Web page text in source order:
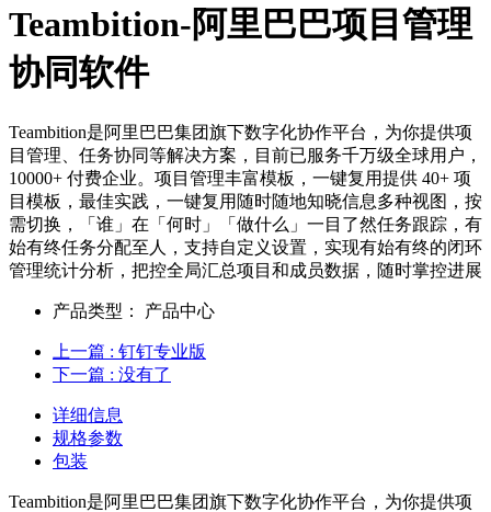
Teambition-阿里巴巴项目管理
协同软件
Teambition是阿里巴巴集团旗下数字化协作平台，为你提供项
目管理、任务协同等解决方案，目前已服务千万级全球用户，
10000+ 付费企业。项目管理丰富模板，一键复用提供 40+ 项
目模板，最佳实践，一键复用随时随地知晓信息多种视图，按
需切换，「谁」在「何时」「做什么」一目了然任务跟踪，有
始有终任务分配至人，支持自定义设置，实现有始有终的闭环
管理统计分析，把控全局汇总项目和成员数据，随时掌控进展
产品类型： 产品中心
上一篇 : 钉钉专业版
下一篇 : 没有了
详细信息
规格参数
包装
Teambition是阿里巴巴集团旗下数字化协作平台，为你提供项